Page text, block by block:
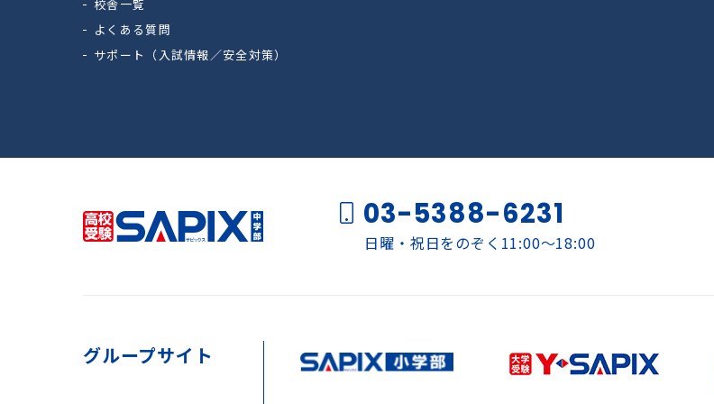
校舎一覧
よくある質問
サポート（入試情報／安全対策）
03-5388-6231
日曜・祝日をのぞく11:00～18:00
グループサイト